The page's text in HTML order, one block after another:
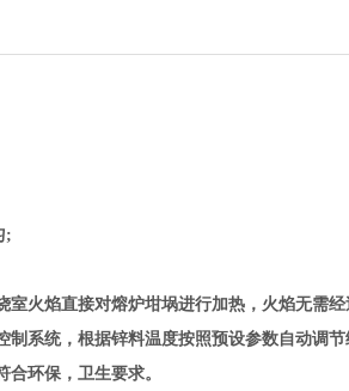
;
室火焰直接对熔炉坩埚进行加热，火焰无需
系统，根据锌料温度按照预设参数自动调
环保，卫生要求。